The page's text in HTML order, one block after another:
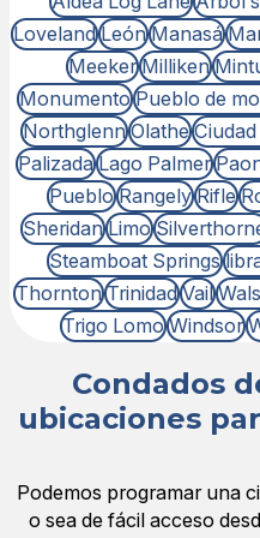
Loveland León Manasá
Meeker Milliken
Monumento Pueblo de
Northglenn Olathe
Palizada Lago Palmer
Pueblo Rangely Rifle
Sheridan Limo
Steamboat Springs
Thornton Trinidad Vail
Trigo Lomo Windsor
Condados
ubicaciones
Podemos programar una
o sea de fácil acceso